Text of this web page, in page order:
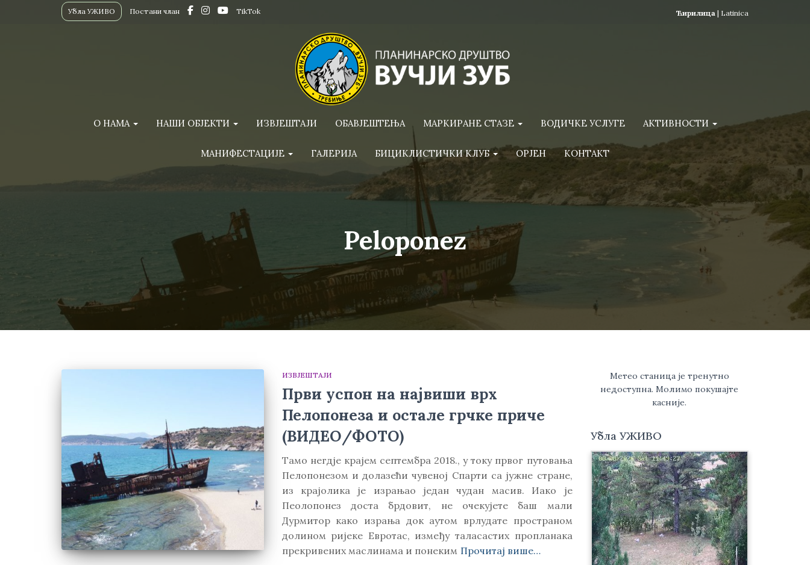
Ћирилица | Latinica
Убла УЖИВО Постани члан TikTok
О НАМА НАШИ ОБЈЕКТИ ИЗВЈЕШТАЈИ ОБАВЈЕШТЕЊА МАРКИРАНЕ СТАЗЕ ВОДИЧКЕ УСЛУГЕ АКТИВНОСТИ
МАНИФЕСТАЦИЈЕ ГАЛЕРИЈА БИЦИКЛИСТИЧКИ КЛУБ ОРЈЕН КОНТАКТ
Peloponez
ИЗВЈЕШТАЈИ
Први успон на највиши врх
Пелопонезa и остале грчке приче
(ВИДЕО/ФОТО)
Тамо негдје крајем септембра 2018., у току првог путовања
Пелопонезом и долазећи чувеној Спарти са јужне стране,
из крајолика је израњао један чудан масив. Иако је
Пеолопонез доста брдовит, не очекујете баш мали
Дурмитор како израња док аутом врлудате пространом
долином ријеке Евротас, између таласастих пропланака
прекривених маслинама и понеким Прочитај више…
Метео станица је тренутно
недоступна. Молимо покушајте
касније.
Убла УЖИВО